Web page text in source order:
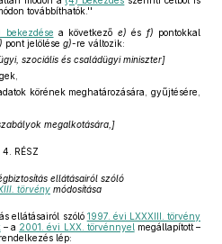
továbbíthatók.''
a következő e) és f) pontokkal
pont jelölése g)-re változik:
szociális és családügyi miniszter]
körének meghatározására, gyűjtésére,
megalkotására,]
4. RÉSZ
ellátásairól szóló
törvény módosítása
ellátásairól szóló 1997. évi LXXXIII. törvény
– a 2001. évi LXX. törvénnyel megállapított –
lép: